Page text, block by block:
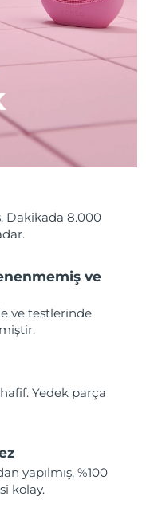
Dakikada 8.000
ve
ve testlerinde
Yedek parça
yapılmış, %100
kolay.